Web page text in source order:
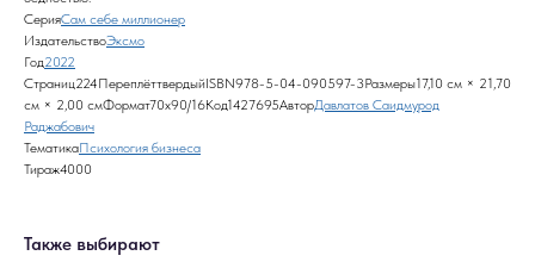
СерияСам себе миллионер
ИздательствоЭксмо
Год2022
Страниц224ПереплёттвердыйISBN978-5-04-090597-3Размеры17,10 см × 21,70
см × 2,00 смФормат70x90/16Код1427695АвторДавлатов Саидмурод
Раджабович
ТематикаПсихология бизнеса
Тираж4000
Также выбирают